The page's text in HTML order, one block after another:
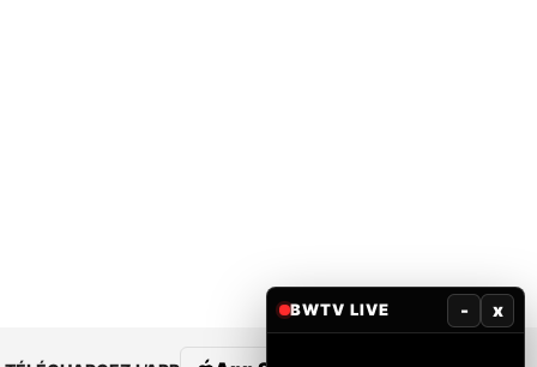
BWTV LIVE - x